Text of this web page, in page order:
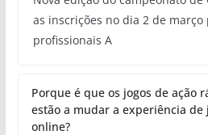
as inscrições no dia 2 de março
profissionais A
Porque é que os jogos de ação
estão a mudar a experiência de
online?